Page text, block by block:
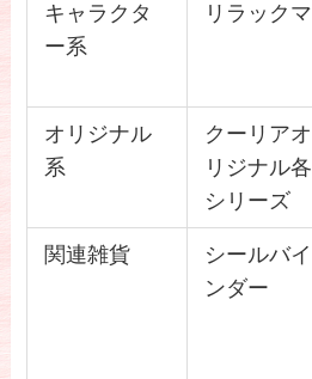
キャラクタ
ー系
リラックマ
オリジナル
系
クーリアオ
リジナル各
シリーズ
関連雑貨
シールバイ
ンダー